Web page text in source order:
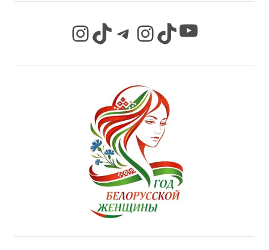
InstagramTikTok Telegram InstagramTikTok YouTube